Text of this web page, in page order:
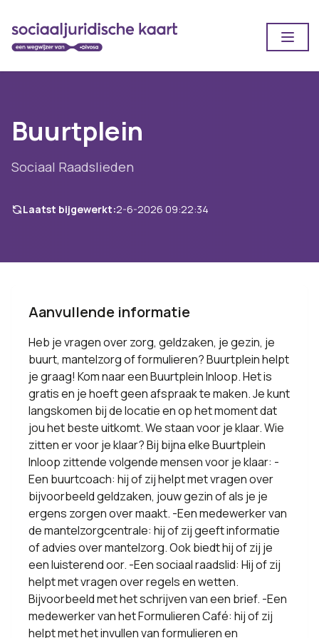
Buurtplein
Sociaal Raadslieden
Laatst bijgewerkt:2-6-2026 09:22:34
Aanvullende informatie
Heb je vragen over zorg, geldzaken, je gezin, je
buurt, mantelzorg of formulieren? Buurtplein helpt
je graag! Kom naar een Buurtplein Inloop. Het is
gratis en je hoeft geen afspraak te maken. Je kunt
langskomen bij de locatie en op het moment dat
jou het beste uitkomt. We staan voor je klaar. Wie
zitten er voor je klaar? Bij bijna elke Buurtplein
Inloop zittende volgende mensen voor je klaar: -
Een buurtcoach: hij of zij helpt met vragen over
bijvoorbeeld geldzaken, jouw gezin of als je je
ergens zorgen over maakt. -Een medewerker van
de mantelzorgcentrale: hij of zij geeft informatie
of advies over mantelzorg. Ook biedt hij of zij je
een luisterend oor. -Een sociaal raadslid: Hij of zij
helpt met vragen over regels en wetten.
Bijvoorbeeld met het schrijven van een brief. -Een
medewerker van het Formulieren Café: hij of zij
helpt met het invullen van formulieren en